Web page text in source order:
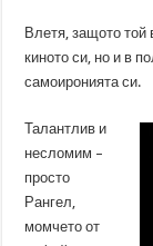
Влетя, защото той
киното си, но и в
самоиронията си.
Талантлив и
несломим –
просто
Рангел,
момчето от